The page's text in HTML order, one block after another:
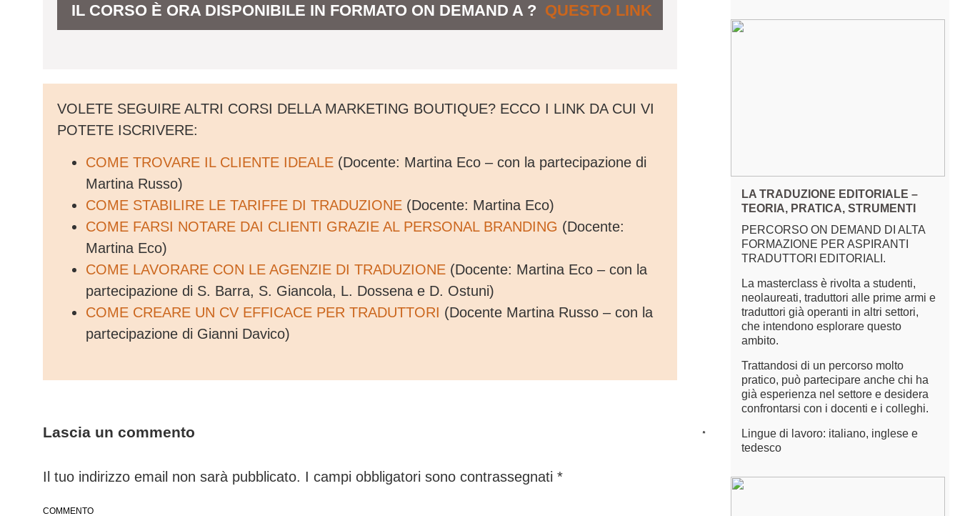
IL CORSO È ORA DISPONIBILE IN FORMATO ON DEMAND A ? QUESTO LINK
VOLETE SEGUIRE ALTRI CORSI DELLA MARKETING BOUTIQUE? ECCO I LINK DA CUI VI
POTETE ISCRIVERE:
COME TROVARE IL CLIENTE IDEALE (Docente: Martina Eco – con la partecipazione di
Martina Russo)
COME STABILIRE LE TARIFFE DI TRADUZIONE (Docente: Martina Eco)
COME FARSI NOTARE DAI CLIENTI GRAZIE AL PERSONAL BRANDING (Docente:
Martina Eco)
COME LAVORARE CON LE AGENZIE DI TRADUZIONE (Docente: Martina Eco – con la
partecipazione di S. Barra, S. Giancola, L. Dossena e D. Ostuni)
COME CREARE UN CV EFFICACE PER TRADUTTORI (Docente Martina Russo – con la
partecipazione di Gianni Davico)
Lascia un commento
Il tuo indirizzo email non sarà pubblicato. I campi obbligatori sono contrassegnati *
COMMENTO
*
LA TRADUZIONE EDITORIALE –
TEORIA, PRATICA, STRUMENTI
PERCORSO ON DEMAND DI ALTA
FORMAZIONE PER ASPIRANTI
TRADUTTORI EDITORIALI.
La masterclass è rivolta a studenti,
neolaureati, traduttori alle prime armi e
traduttori già operanti in altri settori,
che intendono esplorare questo
ambito.
Trattandosi di un percorso molto
pratico, può partecipare anche chi ha
già esperienza nel settore e desidera
confrontarsi con i docenti e i colleghi.
Lingue di lavoro: italiano, inglese e
tedesco